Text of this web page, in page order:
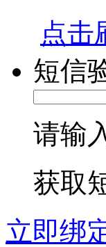
点击
短信
请输
获取
立即绑